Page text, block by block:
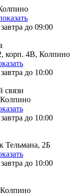
до 09:00
корп. 4В, Колпино
до 10:00
связи
Колпино
до 10:00
Тельмана, 2Б
до 10:00
Колпино